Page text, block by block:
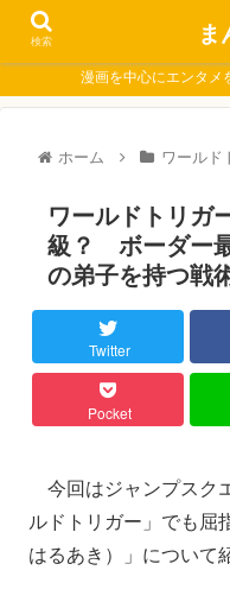
漫画を中心にエンタメ
ホーム ワールド
ワールドトリガ
級？ ボーダー
の弟子を持つ戦
Twitter
Pocket
今回はジャンプスク
ルドトリガー」でも屈
はるあき）」について
検索 ま